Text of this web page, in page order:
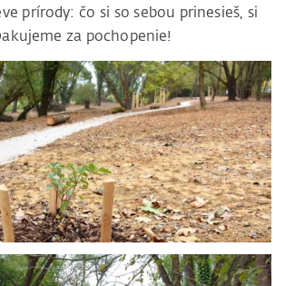
prírody: čo si so sebou prinesieš, si
za pochopenie!